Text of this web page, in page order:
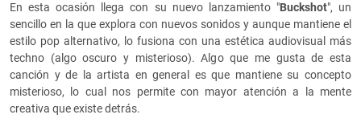
En esta ocasión llega con su nuevo lanzamiento "Buckshot", un
sencillo en la que explora con nuevos sonidos y aunque mantiene el
estilo pop alternativo, lo fusiona con una estética audiovisual más
techno (algo oscuro y misterioso). Algo que me gusta de esta
canción y de la artista en general es que mantiene su concepto
misterioso, lo cual nos permite con mayor atención a la mente
creativa que existe detrás.